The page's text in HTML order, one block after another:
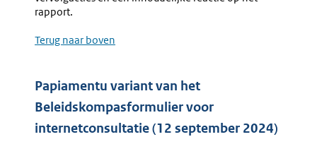
rapport.
Terug naar boven
Papiamentu variant van het
Beleidskompasformulier voor
internetconsultatie (12 september 2024)